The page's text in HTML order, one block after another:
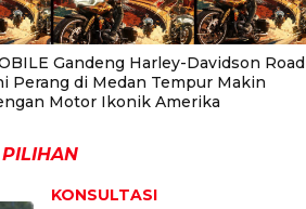
Gandeng Harley-Davidson Road
Perang di Medan Tempur Makin
Motor Ikonik Amerika
KONSULTASI